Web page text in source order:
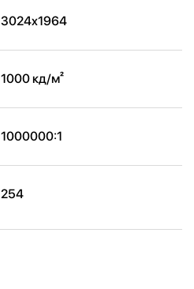
3024x1964
1000 кд/м²
1000000:1
254